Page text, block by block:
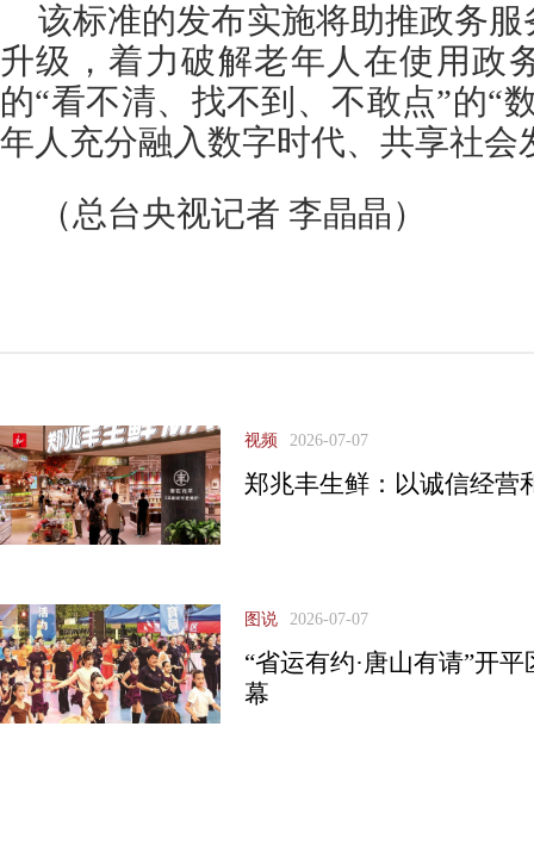
该标准的发布实施将助推政务
升级，着力破解老年人在使用政
的“看不清、找不到、不敢点”的“
年人充分融入数字时代、共享社会
（总台央视记者 李晶晶）
视频 2026-07-07
郑兆丰生鲜：以诚信经营
图说 2026-07-07
“省运有约·唐山有请”开
幕